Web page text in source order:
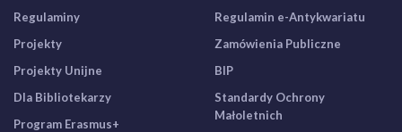
Regulaminy
Projekty
Projekty Unijne
Dla Bibliotekarzy
Program Erasmus+
Regulamin e-Antykwariatu
Zamówienia Publiczne
BIP
Standardy Ochrony
Małoletnich